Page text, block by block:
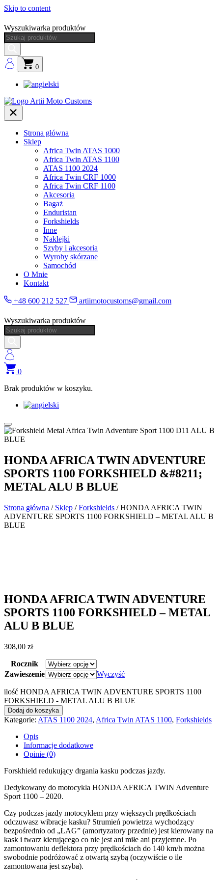
Skip to content
Wyszukiwarka produktów
0
Strona główna
Sklep
Africa Twin ATAS 1000
Africa Twin ATAS 1100
ATAS 1100 2024
Africa Twin CRF 1000
Africa Twin CRF 1100
Akcesoria
Bagaż
Enduristan
Forkshields
Inne
Naklejki
Szyby i akcesoria
Wyroby skórzane
Samochód
O Mnie
Kontakt
+48 600 212 527 artiimotocustoms@gmail.com
Wyszukiwarka produktów
0
Brak produktów w koszyku.
HONDA AFRICA TWIN ADVENTURE
SPORTS 1100 FORKSHIELD &#8211;
METAL ALU B BLUE
Strona główna / Sklep /Forkshields / HONDA AFRICA TWIN
ADVENTURE SPORTS 1100 FORKSHIELD – METAL ALU B
BLUE
HONDA AFRICA TWIN ADVENTURE
SPORTS 1100 FORKSHIELD – METAL
ALU B BLUE
308,00 zł
Rocznik
Zawieszenie
Wyczyść
ilość HONDA AFRICA TWIN ADVENTURE SPORTS 1100
FORKSHIELD - METAL ALU B BLUE
Dodaj do koszyka
Kategorie: ATAS 1100 2024, Africa Twin ATAS 1100, Forkshields
Opis
Informacje dodatkowe
Opinie (0)
Forskhield redukujący drgania kasku podczas jazdy.
Dedykowany do motocykla HONDA AFRICA TWIN Adventure
Sport 1100 – 2020.
Czy podczas jazdy motocyklem przy większych prędkościach
odczuwasz wibracje kasku? Strumień powietrza wychodzący
bezpośrednio od „LAG” (amortyzatory przednie) jest kierowany na
kask i twarz kierującego co nie jest ani miłe ani przyjemne. Po
zamontowaniu deflektora przy prędkościach do 140 km/h można
swobodnie podróżować z otwartą szybą (oczywiście o ile
zamontowana jest szyba).